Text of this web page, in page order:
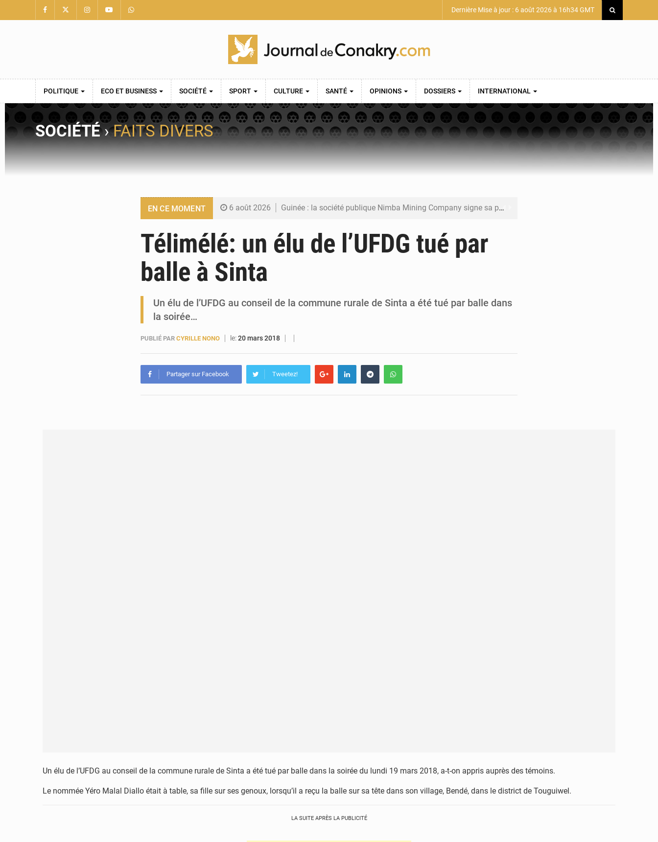
Dernière Mise à jour : 6 août 2026 à 16h34 GMT
POLITIQUE ECO ET BUSINESS SOCIÉTÉ SPORT CULTURE SANTÉ OPINIONS DOSSIERS INTERNATIONAL
SOCIÉTÉ›FAITS DIVERS
EN CE MOMENT 6 août 2026 Guinée : la société publique Nimba Mining Company signe sa première convention minière
5 août 2026 Guinée : 23 personnes interpellées après les affrontements entre Bankoumana et Djoma Balandou à Mandiana
5 août 2026
Télimélé: un élu de l’UFDG tué par
balle à Sinta
Un élu de l’UFDG au conseil de la commune rurale de Sinta a été tué par balle dans
la soirée…
PUBLIÉ PAR CYRILLE NONO le:20 mars 2018
Partager sur Facebook Tweetez!
Un élu de l’UFDG au conseil de la commune rurale de Sinta a été tué par balle dans la soirée du lundi 19 mars 2018, a-t-on appris auprès des témoins.
Le nommée Yéro Malal Diallo était à table, sa fille sur ses genoux, lorsqu’il a reçu la balle sur sa tête dans son village, Bendé, dans le district de Touguiwel.
LA SUITE APRÈS LA PUBLICITÉ